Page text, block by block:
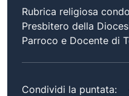
Rubrica religiosa
Presbitero della
Parroco e Docente di
Condividi la puntata: